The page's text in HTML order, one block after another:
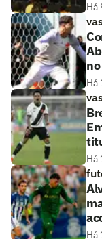
Há
Há
Há
Há